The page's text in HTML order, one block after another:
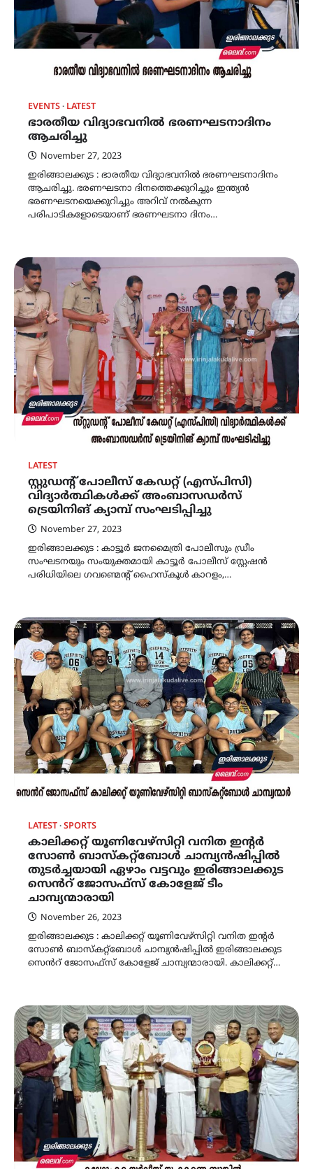
EVENTS LATEST
ഭാരതീയ വിദ്യാഭവനിൽ ഭരണഘടനാദിനം
ആചരിച്ചു
November 27, 2023
ഇരിങ്ങാലക്കുട : ഭാരതീയ വിദ്യാഭവനിൽ ഭരണഘടനാദിനം
ആചരിച്ചു. ഭരണഘടനാ ദിനത്തെക്കുറിച്ചും ഇന്ത്യൻ
ഭരണഘടനയെക്കുറിച്ചും അറിവ് നൽകുന്ന
പരിപാടികളോടെയാണ് ഭരണഘടനാ ദിനം…
LATEST
സ്റ്റുഡന്റ് പോലീസ് കേഡറ്റ് (എസ്‌പിസി)
വിദ്യാർത്ഥികൾക്ക് അംബാസഡർസ്
ട്രെയിനിങ് ക്യാമ്പ് സംഘടിപ്പിച്ചു
November 27, 2023
ഇരിങ്ങാലക്കുട : കാട്ടൂർ ജനമൈത്രി പോലീസും ഡ്രീം
സംഘടനയും സംയുക്തമായി കാട്ടൂർ പോലീസ് സ്റ്റേഷൻ
പരിധിയിലെ ഗവണ്മെന്റ് ഹൈസ്കൂൾ കാറളം,…
LATEST SPORTS
കാലിക്കറ്റ് യൂണിവേഴ്സിറ്റി വനിത ഇന്‍റര്‍
സോണ്‍ ബാസ്കറ്റ്ബോള്‍ ചാമ്പ്യൻഷിപ്പിൽ
തുടര്‍ച്ചയായി ഏഴാം വട്ടവും ഇരിങ്ങാലക്കുട
സെൻറ് ജോസഫ്സ് കോളേജ് ടീം
ചാമ്പ്യന്മാരായി
November 26, 2023
ഇരിങ്ങാലക്കുട : കാലിക്കറ്റ് യൂണിവേഴ്സിറ്റി വനിത ഇന്‍റര്‍
സോണ്‍ ബാസ്കറ്റ്ബോള്‍ ചാമ്പ്യൻഷിപ്പിൽ ഇരിങ്ങാലക്കുട
സെൻറ് ജോസഫ്സ് കോളേജ് ചാമ്പ്യന്മാരായി. കാലിക്കറ്റ്…